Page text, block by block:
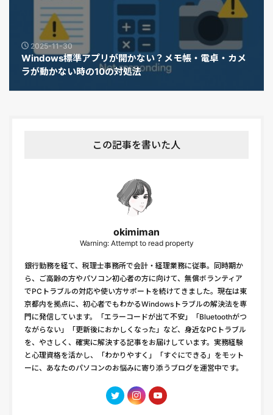
2025-11-30
Windows標準アプリが開かない？メモ帳・電卓・カメ
ラが動かない時の10の対処法
この記事を書いた人
okimiman
Warning: Attempt to read property
銀行勤務を経て、税理士事務所で会計・経理業務に従事。同時期か
ら、ご高齢の方やパソコン初心者の方に向けて、無償ボランティア
でPCトラブルの対応や使い方サポートを続けてきました。現在は東
京都内を拠点に、初心者でもわかるWindowsトラブルの解決法を専
門に発信しています。「エラーコードが出て不安」「Bluetoothがつ
ながらない」「更新後におかしくなった」など、身近なPCトラブル
を、やさしく、確実に解決する記事をお届けしています。実務経験
と心理資格を活かし、「わかりやすく」「すぐにできる」をモット
ーに、あなたのパソコンのお悩みに寄り添うブログを運営中です。